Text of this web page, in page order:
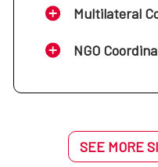
Multilateral
NGO
SEE MORE